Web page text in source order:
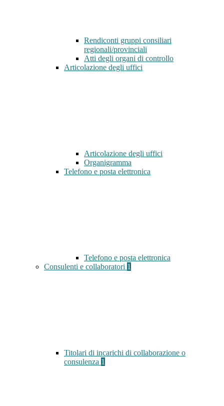
Rendiconti gruppi consiliari
regionali/provinciali
Atti degli organi di controllo
Articolazione degli uffici
Articolazione degli uffici
Organigramma
Telefono e posta elettronica
Telefono e posta elettronica
Consulenti e collaboratori 1
Titolari di incarichi di collaborazione o
consulenza 1